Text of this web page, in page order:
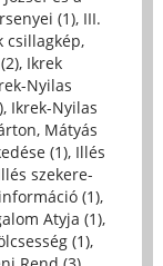
(1), III.
csillagkép,
, Ikrek
Nyilas
, Ikrek-Nyilas
Mátyás
(1), Illés
szekere-
információ (1),
Atyja (1),
(1),